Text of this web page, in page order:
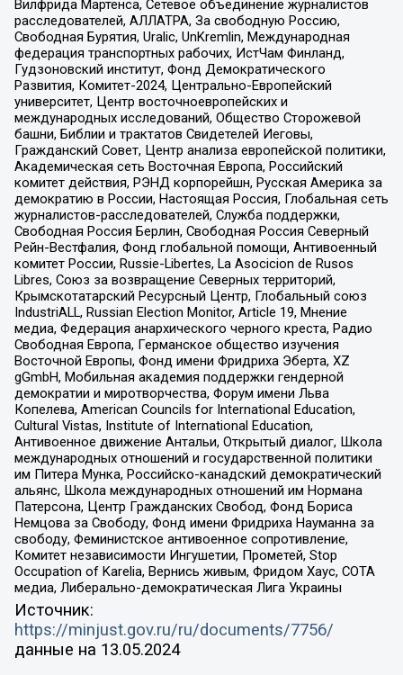
Вилфрида Мартенса, Сетевое объединение журналистов
расследователей, АЛЛАТРА, За свободную Россию,
Свободная Бурятия, Uralic, UnKremlin, Международная
федерация транспортных рабочих, ИстЧам Финланд,
Гудзоновский институт, Фонд Демократического
Развития, Комитет-2024, Центрально-Европейский
университет, Центр восточноевропейских и
международных исследований, Общество Сторожевой
башни, Библии и трактатов Свидетелей Иеговы,
Гражданский Совет, Центр анализа европейской политики,
Академическая сеть Восточная Европа, Российский
комитет действия, РЭНД корпорейшн, Русская Америка за
демократию в России, Настоящая Россия, Глобальная сеть
журналистов-расследователей, Служба поддержки,
Свободная Россия Берлин, Свободная Россия Северный
Рейн-Вестфалия, Фонд глобальной помощи, Антивоенный
комитет России, Russie-Libertes, La Asocicion de Rusos
Libres, Союз за возвращение Северных территорий,
Крымскотатарский Ресурсный Центр, Глобальный союз
IndustriALL, Russian Election Monitor, Article 19, Мнение
медиа, Федерация анархического черного креста, Радио
Свободная Европа, Германское общество изучения
Восточной Европы, Фонд имени Фридриха Эберта, XZ
gGmbH, Мобильная академия поддержки гендерной
демократии и миротворчества, Форум имени Льва
Копелева, American Councils for International Education,
Cultural Vistas, Institute of International Education,
Антивоенное движение Антальи, Открытый диалог, Школа
международных отношений и государственной политики
им Питера Мунка, Российско-канадский демократический
альянс, Школа международных отношений им Нормана
Патерсона, Центр Гражданских Свобод, Фонд Бориса
Немцова за Свободу, Фонд имени Фридриха Науманна за
свободу, Феминистское антивоенное сопротивление,
Комитет независимости Ингушетии, Прометей, Stop
Occupation of Karelia, Вернись живым, Фридом Хаус, СОТА
медиа, Либерально-демократическая Лига Украины
Источник:
https://minjust.gov.ru/ru/documents/7756/
данные на 13.05.2024